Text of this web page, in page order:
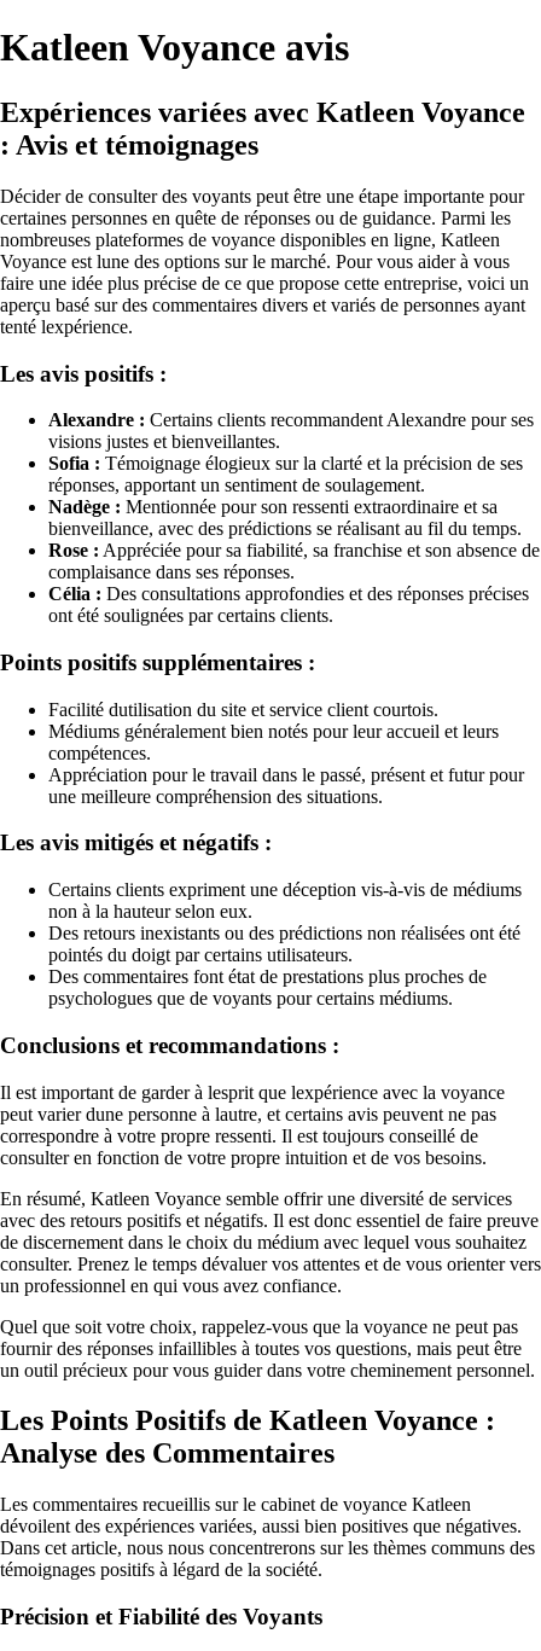
Katleen Voyance avis
Expériences variées avec Katleen Voyance
: Avis et témoignages
Décider de consulter des voyants peut être une étape importante pour
certaines personnes en quête de réponses ou de guidance. Parmi les
nombreuses plateformes de voyance disponibles en ligne, Katleen
Voyance est lune des options sur le marché. Pour vous aider à vous
faire une idée plus précise de ce que propose cette entreprise, voici un
aperçu basé sur des commentaires divers et variés de personnes ayant
tenté lexpérience.
Les avis positifs :
Alexandre : Certains clients recommandent Alexandre pour ses
visions justes et bienveillantes.
Sofia : Témoignage élogieux sur la clarté et la précision de ses
réponses, apportant un sentiment de soulagement.
Nadège : Mentionnée pour son ressenti extraordinaire et sa
bienveillance, avec des prédictions se réalisant au fil du temps.
Rose : Appréciée pour sa fiabilité, sa franchise et son absence de
complaisance dans ses réponses.
Célia : Des consultations approfondies et des réponses précises
ont été soulignées par certains clients.
Points positifs supplémentaires :
Facilité dutilisation du site et service client courtois.
Médiums généralement bien notés pour leur accueil et leurs
compétences.
Appréciation pour le travail dans le passé, présent et futur pour
une meilleure compréhension des situations.
Les avis mitigés et négatifs :
Certains clients expriment une déception vis-à-vis de médiums
non à la hauteur selon eux.
Des retours inexistants ou des prédictions non réalisées ont été
pointés du doigt par certains utilisateurs.
Des commentaires font état de prestations plus proches de
psychologues que de voyants pour certains médiums.
Conclusions et recommandations :
Il est important de garder à lesprit que lexpérience avec la voyance
peut varier dune personne à lautre, et certains avis peuvent ne pas
correspondre à votre propre ressenti. Il est toujours conseillé de
consulter en fonction de votre propre intuition et de vos besoins.
En résumé, Katleen Voyance semble offrir une diversité de services
avec des retours positifs et négatifs. Il est donc essentiel de faire preuve
de discernement dans le choix du médium avec lequel vous souhaitez
consulter. Prenez le temps dévaluer vos attentes et de vous orienter vers
un professionnel en qui vous avez confiance.
Quel que soit votre choix, rappelez-vous que la voyance ne peut pas
fournir des réponses infaillibles à toutes vos questions, mais peut être
un outil précieux pour vous guider dans votre cheminement personnel.
Les Points Positifs de Katleen Voyance :
Analyse des Commentaires
Les commentaires recueillis sur le cabinet de voyance Katleen
dévoilent des expériences variées, aussi bien positives que négatives.
Dans cet article, nous nous concentrerons sur les thèmes communs des
témoignages positifs à légard de la société.
Précision et Fiabilité des Voyants